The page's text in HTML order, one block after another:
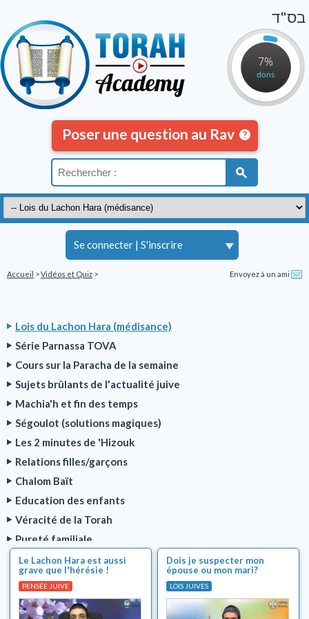
7%
dons
Se connecter | S'inscrire
בס"ד
Poser une question au Rav
Accueil >Vidéos et Quiz > Envoyez à un ami
Lois du Lachon Hara (médisance)
Série Parnassa TOVA
Cours sur la Paracha de la semaine
Sujets brûlants de l'actualité juive
Machia'h et fin des temps
Ségoulot (solutions magiques)
Les 2 minutes de 'Hizouk
Relations filles/garçons
Chalom Baït
Education des enfants
Véracité de la Torah
Pureté familiale
Chabbat
Cacherout
Fêtes juives
Tsedaka et maasser
Le Lachon Hara est aussi
grave que l'hérésie !
Pourquoi ?
PENSÉE JUIVE
Dois je suspecter mon
épouse ou mon mari?
LOIS JUIVES